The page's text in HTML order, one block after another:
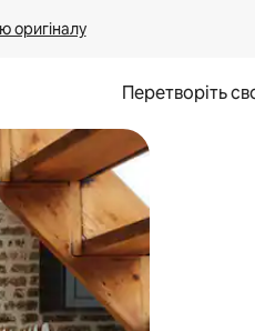
оригіналу
Перетворіть